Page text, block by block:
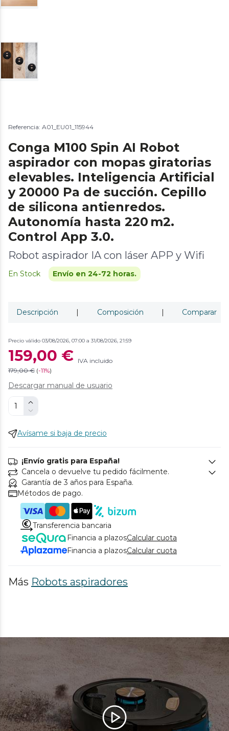
Referencia: A01_EU01_115944
Conga M100 Spin AI Robot
aspirador con mopas giratorias
elevables. Inteligencia Artificial
y 20000 Pa de succión. Cepillo
de silicona antienredos.
Autonomía hasta 220 m2.
Control App 3.0.
Robot aspirador IA con láser APP y Wifi
En Stock Envío en 24-72 horas.
Descripción | Composición | Comparar
Precio válido 03/08/2026, 07:00 a 31/08/2026, 21:59
159,00 € IVA incluido
179,00 € (-11%)
Descargar manual de usuario
Avísame si baja de precio
¡Envío gratis para España!
Cancela o devuelve tu pedido fácilmente.
Garantía de 3 años para España.
Métodos de pago.
Transferencia bancaria
Financia a plazosCalcular cuota
Financia a plazosCalcular cuota
Más Robots aspiradores